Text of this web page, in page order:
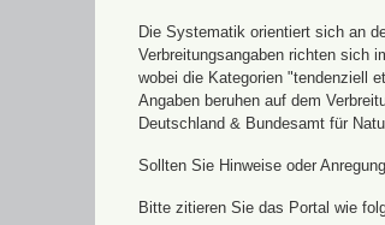
Die Systematik orientiert sich an
Verbreitungsangaben richten sich
wobei die Kategorien "tendenziell
Angaben beruhen auf dem
Deutschland & Bundesamt für
Sollten Sie Hinweise oder
Bitte zitieren Sie das Portal wie